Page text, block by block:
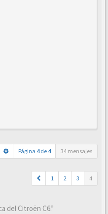
Página 4de 4 34 mensajes
1 2 3 4
del Citroën C6.”